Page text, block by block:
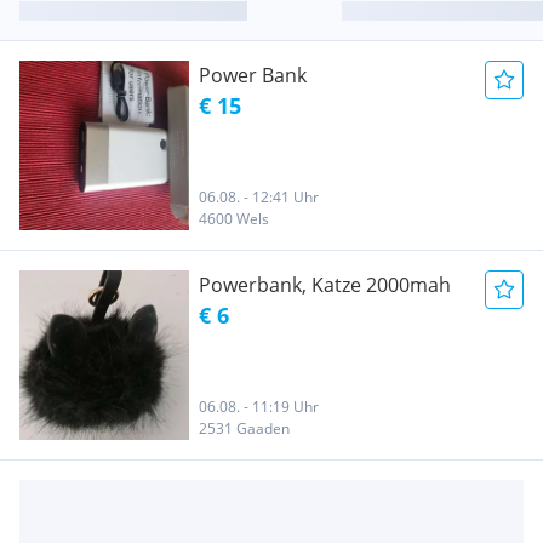
Power Bank
€ 15
06.08. - 12:41 Uhr
4600 Wels
Powerbank, Katze 2000mah
€ 6
06.08. - 11:19 Uhr
2531 Gaaden